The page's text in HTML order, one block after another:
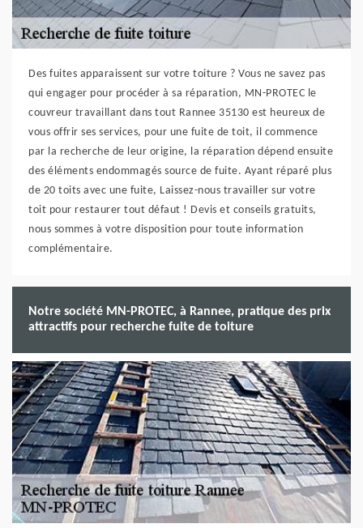
Des fuites apparaissent sur votre toiture ? Vous ne savez pas
qui engager pour procéder à sa réparation, MN-PROTEC le
couvreur travaillant dans tout Rannee 35130 est heureux de
vous offrir ses services, pour une fuite de toit, il commence
par la recherche de leur origine, la réparation dépend ensuite
des éléments endommagés source de fuite. Ayant réparé plus
de 20 toits avec une fuite, Laissez-nous travailler sur votre
toit pour restaurer tout défaut ! Devis et conseils gratuits,
nous sommes à votre disposition pour toute information
complémentaire.
Notre société MN-PROTEC, à Rannee, pratique des prix
attractifs pour recherche fuite de toiture